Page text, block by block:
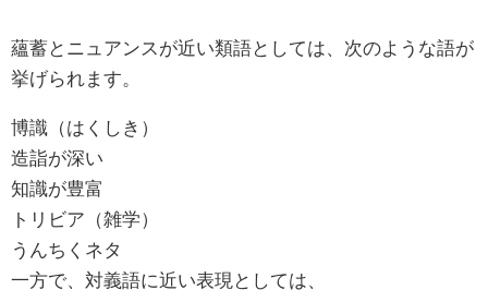
蘊蓄とニュアンスが近い類語としては、次のような語が
挙げられます。
博識（はくしき）
造詣が深い
知識が豊富
トリビア（雑学）
うんちくネタ
一方で、対義語に近い表現としては、